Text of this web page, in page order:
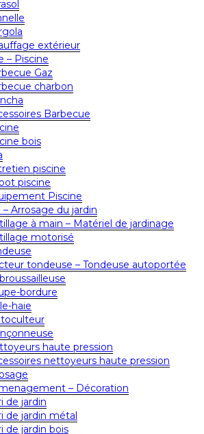
extérieur
– Piscine
Gaz
charbon
Barbecue
bois
piscine
piscine
Piscine
Arrosage du jardin
à main – Matériel de jardinage
motorisé
tondeuse – Tondeuse autoportée
bordure
haie
haute pression
nettoyeurs haute pression
– Décoration
de jardin
de jardin métal
de jardin bois